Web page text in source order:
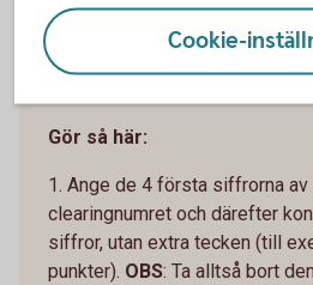
Danske Bank och Lån & Spar
Antal siffror/tecken som
Gör så här:
1. Ange de 4 första siffrorna
clearingnumret och därefter
siffror, utan extra tecken (till
punkter). OBS: Ta alltså bort
Cookie-